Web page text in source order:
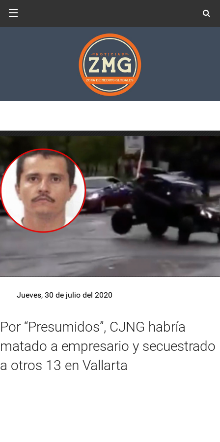
Jueves, 30 de julio del 2020
Por “Presumidos”, CJNG habría
matado a empresario y secuestrado
a otros 13 en Vallarta